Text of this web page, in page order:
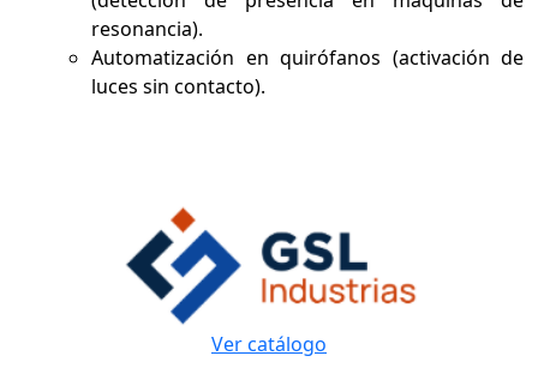
resonancia).
Automatización en quirófanos (activación de
luces sin contacto).
Ver catálogo